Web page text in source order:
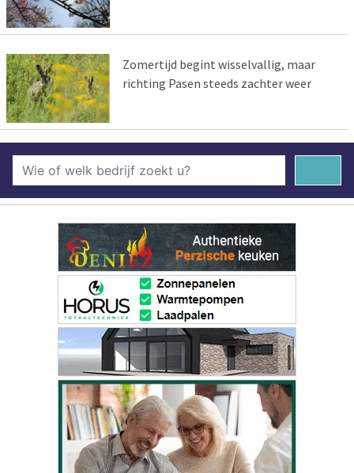
Zomertijd begint wisselvallig, maar
richting Pasen steeds zachter weer